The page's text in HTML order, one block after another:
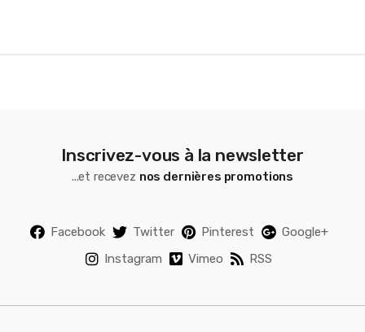
Inscrivez-vous à la newsletter
...et recevez nos dernières promotions
Facebook Twitter Pinterest
Google+
Instagram
Vimeo RSS